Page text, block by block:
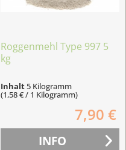
Roggenmehl Type 997 5
kg
Inhalt5 Kilogramm
(1,58 € / 1 Kilogramm)
7,90 €
INFO